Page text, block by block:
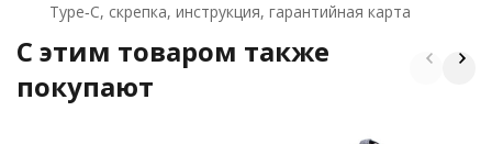
Type‑C, скрепка, инструкция, гарантийная карта
C этим товаром также
покупают